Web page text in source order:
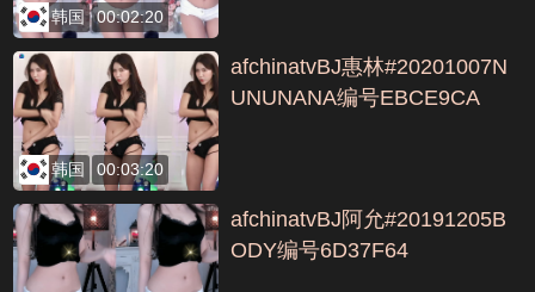
韩国 00:02:20
韩国 00:03:20
afchinatvBJ惠林#20201007N
UNUNANA编号EBCE9CA
afchinatvBJ阿允#20191205B
ODY编号6D37F64